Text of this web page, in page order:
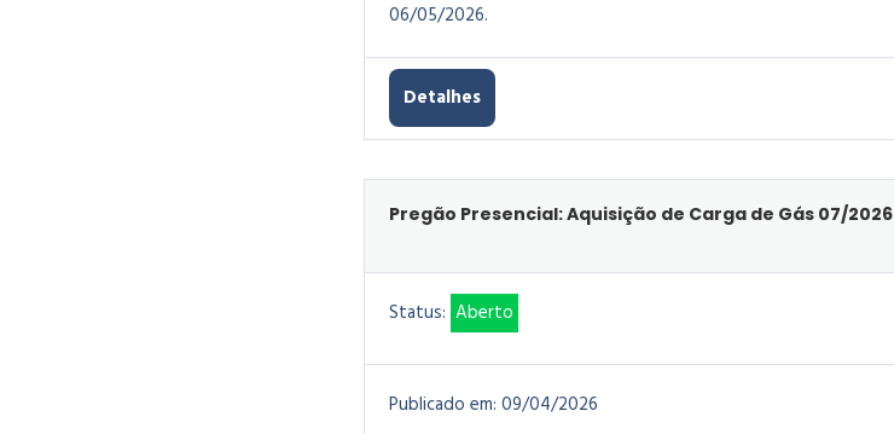
06/05/2026.
Detalhes
Pregão Presencial: Aquisição de Carga de Gás 07/2026
Status: Aberto
Publicado em: 09/04/2026